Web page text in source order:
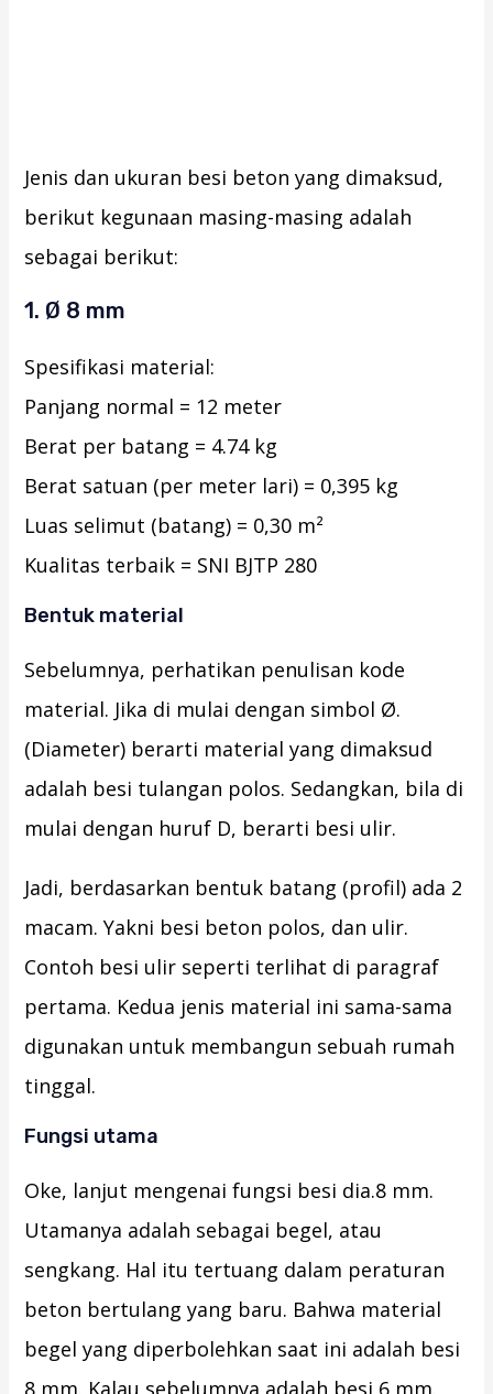
Jenis dan ukuran besi beton yang dimaksud,
berikut kegunaan masing-masing adalah
sebagai berikut:
1. Ø 8 mm
Spesifikasi material:
Panjang normal = 12 meter
Berat per batang = 4.74 kg
Berat satuan (per meter lari) = 0,395 kg
Luas selimut (batang) = 0,30 m²
Kualitas terbaik = SNI BJTP 280
Bentuk material
Sebelumnya, perhatikan penulisan kode
material. Jika di mulai dengan simbol Ø.
(Diameter) berarti material yang dimaksud
adalah besi tulangan polos. Sedangkan, bila di
mulai dengan huruf D, berarti besi ulir.
Jadi, berdasarkan bentuk batang (profil) ada 2
macam. Yakni besi beton polos, dan ulir.
Contoh besi ulir seperti terlihat di paragraf
pertama. Kedua jenis material ini sama-sama
digunakan untuk membangun sebuah rumah
tinggal.
Fungsi utama
Oke, lanjut mengenai fungsi besi dia.8 mm.
Utamanya adalah sebagai begel, atau
sengkang. Hal itu tertuang dalam peraturan
beton bertulang yang baru. Bahwa material
begel yang diperbolehkan saat ini adalah besi